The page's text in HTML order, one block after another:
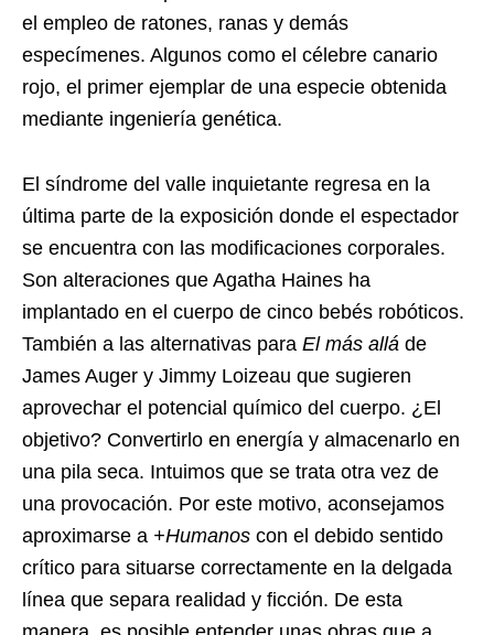
el empleo de ratones, ranas y demás
especímenes. Algunos como el célebre canario
rojo, el primer ejemplar de una especie obtenida
mediante ingeniería genética.
El síndrome del valle inquietante regresa en la
última parte de la exposición donde el espectador
se encuentra con las modificaciones corporales.
Son alteraciones que Agatha Haines ha
implantado en el cuerpo de cinco bebés robóticos.
También a las alternativas para El más allá de
James Auger y Jimmy Loizeau que sugieren
aprovechar el potencial químico del cuerpo. ¿El
objetivo? Convertirlo en energía y almacenarlo en
una pila seca. Intuimos que se trata otra vez de
una provocación. Por este motivo, aconsejamos
aproximarse a +Humanos con el debido sentido
crítico para situarse correctamente en la delgada
línea que separa realidad y ficción. De esta